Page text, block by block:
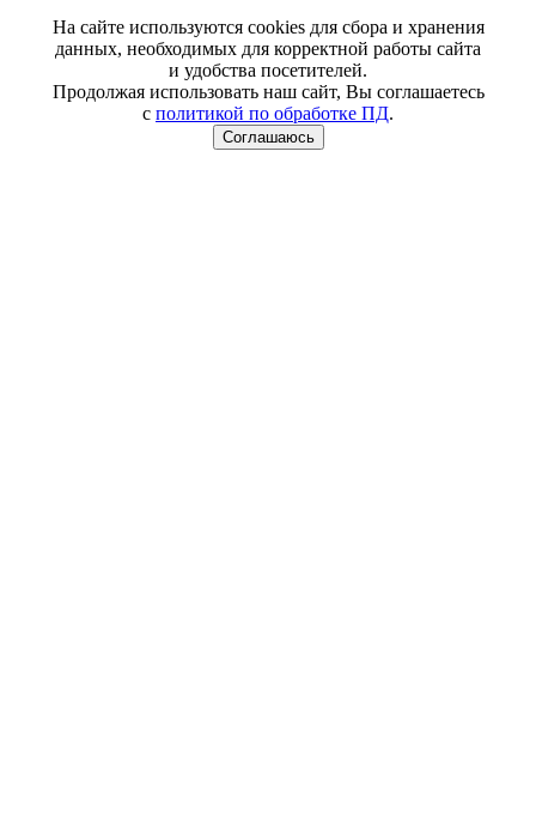
На сайте используются cookies для сбора и хранения
данных, необходимых для корректной работы сайта
и удобства посетителей.
Продолжая использовать наш сайт, Вы соглашаетесь
с политикой по обработке ПД.
Соглашаюсь